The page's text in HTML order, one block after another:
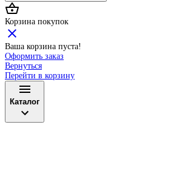
Корзина покупок
Ваша корзина пуста!
Оформить заказ
Вернуться
Перейти в корзину
Каталог